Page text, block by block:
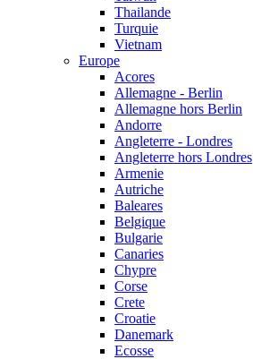
Thailande
Turquie
Vietnam
Europe
Acores
Allemagne - Berlin
Allemagne hors Berlin
Andorre
Angleterre - Londres
Angleterre hors Londres
Armenie
Autriche
Baleares
Belgique
Bulgarie
Canaries
Chypre
Corse
Crete
Croatie
Danemark
Ecosse